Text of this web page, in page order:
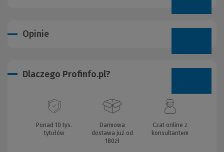
Opinie
Dlaczego Profinfo.pl?
Ponad 10 tys.
tytułów
Darmowa
dostawa już od
180zł
Czat online z
konsultantem